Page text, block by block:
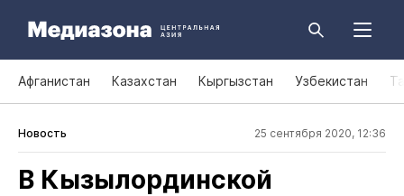
Афганистан Казахстан Кыргызстан Узбекистан
Новость 25 сентября 2020, 12:36
В Кызылординской